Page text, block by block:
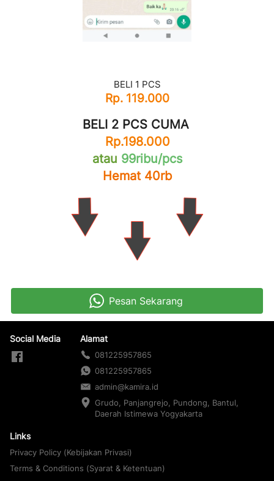
BELI 1 PCS
Rp. 119.000
BELI 2 PCS CUMA
Rp.198.000
atau 99ribu/pcs
Hemat 40rb
` Pesan Sekarang
Social Media Alamat
081225957865
081225957865
admin@kamira.id
Grudo, Panjangrejo, Pundong, Bantul,
Daerah Istimewa Yogyakarta
Links
Privacy Policy (Kebijakan Privasi)
Terms & Conditions (Syarat & Ketentuan)